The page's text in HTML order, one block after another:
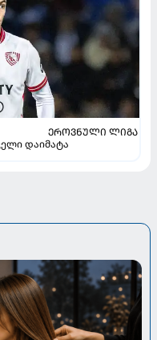
ᲔᲠᲝᲕᲜᲣᲚᲘ ᲚᲘᲒᲐ
დაიმატა